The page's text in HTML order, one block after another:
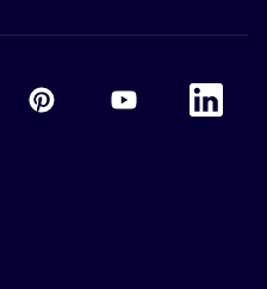
Accor PinterestAccor Youtube
Accor